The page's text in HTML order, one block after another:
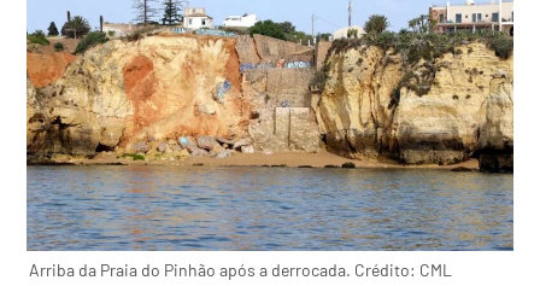
Arriba da Praia do Pinhão após a derrocada. Crédito: CML